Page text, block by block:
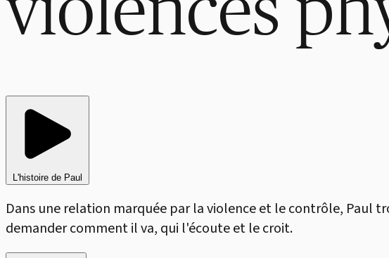
L'histoire de Paul
Dans une relation marquée par la violence et le contrôle, Paul
demander comment il va, qui l'écoute et le croit.